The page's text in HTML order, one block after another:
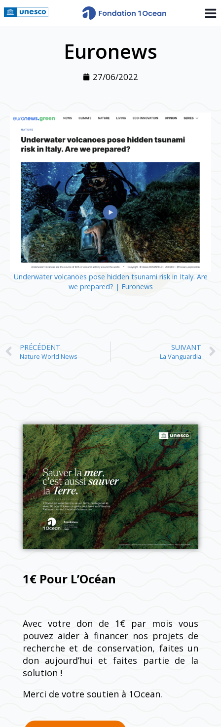
Euronews
27/06/2022
Underwater volcanoes pose hidden tsunami risk in Italy. Are
we prepared? | Euronews
PRÉCÉDENT
Nature World News
SUIVANT
La Vanguardia
1€ Pour L’Océan
Avec votre don de 1€ par mois vous
pouvez aider à financer nos projets de
recherche et de conservation, faites un
don aujourd’hui et faites partie de la
solution !
Merci de votre soutien à 1Ocean.